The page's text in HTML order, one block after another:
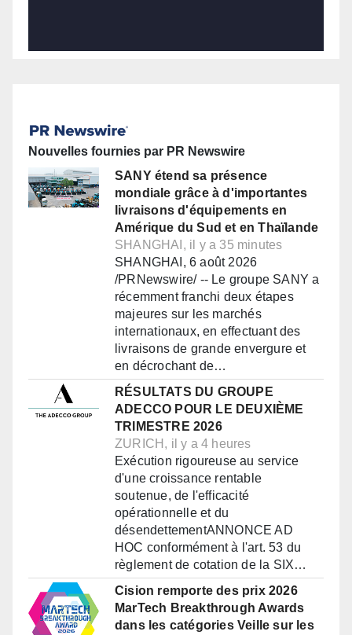
Nouvelles fournies par PR Newswire
SANY étend sa présence
mondiale grâce à d'importantes
livraisons d'équipements en
Amérique du Sud et en Thaïlande
SHANGHAI, il y a 35 minutes
SHANGHAI, 6 août 2026
/PRNewswire/ -- Le groupe SANY a
récemment franchi deux étapes
majeures sur les marchés
internationaux, en effectuant des
livraisons de grande envergure et
en décrochant de…
RÉSULTATS DU GROUPE
ADECCO POUR LE DEUXIÈME
TRIMESTRE 2026
ZURICH, il y a 4 heures
Exécution rigoureuse au service
d'une croissance rentable
soutenue, de l'efficacité
opérationnelle et du
désendettementANNONCE AD
HOC conformément à l'art. 53 du
règlement de cotation de la SIX…
Cision remporte des prix 2026
MarTech Breakthrough Awards
dans les catégories Veille sur les